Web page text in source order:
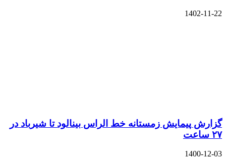
1402-11-22
گزارش پیمایش زمستانه خط الراس بینالود تا شیرباد در
۲۷ ساعت
1400-12-03